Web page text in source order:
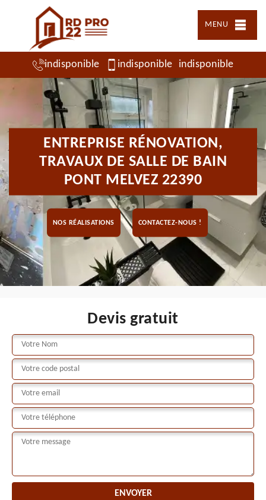
MENU
indisponible indisponible indisponible
ENTREPRISE RÉNOVATION,
TRAVAUX DE SALLE DE BAIN
PONT MELVEZ 22390
NOS RÉALISATIONS CONTACTEZ-NOUS !
Devis gratuit